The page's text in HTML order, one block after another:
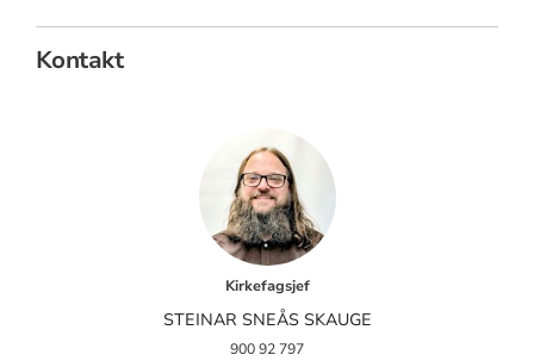
Kontakt
Kirkefagsjef
STEINAR SNEÅS SKAUGE
900 92 797